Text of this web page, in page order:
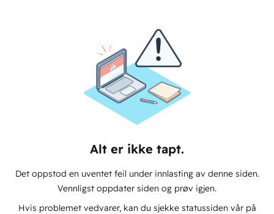
Alt er ikke tapt.
Det oppstod en uventet feil under innlasting av denne siden.
Vennligst oppdater siden og prøv igjen.
Hvis problemet vedvarer, kan du sjekke statussiden vår på